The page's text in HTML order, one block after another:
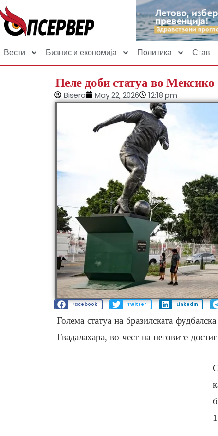
Вести Бизнис и економија Политика Став
Пеле доби статуа во Мексико
Bisera May 22, 2026 12:18 pm
Facebook Twitter LinkedIn
Голема статуа на бразилската
Гвадалахара, во чест на неговите